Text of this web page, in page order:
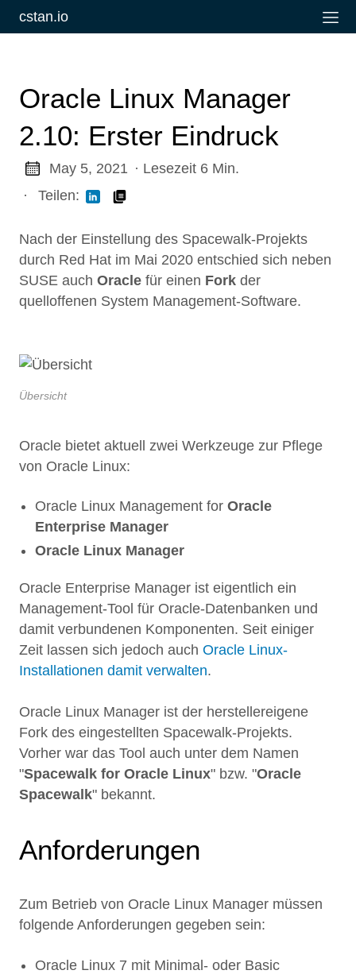
cstan.io
Oracle Linux Manager
2.10: Erster Eindruck
May 5, 2021 · Lesezeit 6 Min.
·
Teilen:
Nach der Einstellung des Spacewalk-Projekts
durch Red Hat im Mai 2020 entschied sich neben
SUSE auch Oracle für einen Fork der
quelloffenen System Management-Software.
Übersicht
Oracle bietet aktuell zwei Werkzeuge zur Pflege
von Oracle Linux:
Oracle Linux Management for Oracle
Enterprise Manager
Oracle Linux Manager
Oracle Enterprise Manager ist eigentlich ein
Management-Tool für Oracle-Datenbanken und
damit verbundenen Komponenten. Seit einiger
Zeit lassen sich jedoch auch Oracle Linux-
Installationen damit verwalten.
Oracle Linux Manager ist der herstellereigene
Fork des eingestellten Spacewalk-Projekts.
Vorher war das Tool auch unter dem Namen
"Spacewalk for Oracle Linux" bzw. "Oracle
Spacewalk" bekannt.
Anforderungen
Zum Betrieb von Oracle Linux Manager müssen
folgende Anforderungen gegeben sein:
Oracle Linux 7 mit Minimal- oder Basic